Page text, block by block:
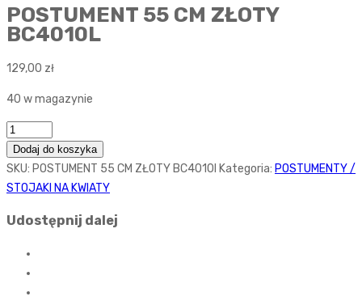
POSTUMENT 55 CM ZŁOTY
BC4010L
129,00 zł
40 w magazynie
Ilość
Dodaj do koszyka
SKU: POSTUMENT 55 CM ZŁOTY BC4010l Kategoria: POSTUMENTY /
STOJAKI NA KWIATY
Udostępnij dalej